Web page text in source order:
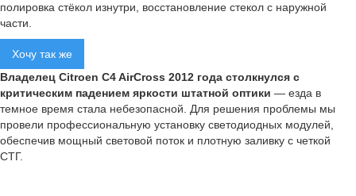
полировка стёкол изнутри, восстановление стекол с наружной
части.
Хочу так же
Владелец Citroen C4 AirCross 2012 года столкнулся с
критическим падением яркости штатной оптики — езда в
темное время стала небезопасной. Для решения проблемы мы
провели профессиональную установку светодиодных модулей,
обеспечив мощный световой поток и плотную заливку с четкой
СТГ.